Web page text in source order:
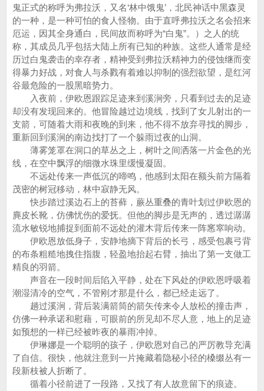
鬼正式的称呼为弗拉沃，又名‘林中饿鬼’，北民神话中黑森灵
的一种，是一种可怕的食人怪物。由于直呼弗拉沃之名会招来
厄运，因其全身通白，民间故而称呼为“白鬼”。）之人的统
称，其成员几乎包括大陆上所有已知的种族。这些人通常是经
历过白鬼袭击的幸存者，精神受到弗拉沃精神力的侵蚀继而变
得暴力好战，对食人与杀戮有着难以抑制的强烈欲望，是红河
谷最危险的一股黑暗势力。
入夜前，伊欧恩跟踪足迹来到溪涧旁，只看到过去的足迹
却没有发现回来的。他冒险越过边境线，找到了女儿射出的一
支箭，可随着大雨和夜晚的到来，他不得不放弃寻找的脚步，
重新回到溪涧的南边找打了一个躲雨过夜的山洞。
薄雾笼罩在洞口的草丛之上，树叶之间洒落一片金色的光
线，在空中飘浮的细微水珠里缓慢凝固。
不远处传来一声低沉的啼鸣，他感到太阳在额头前方隔着
茂密的树冠移动，林中寂静无风。
快步踏过溪边石上的苔藓，蕨丛重叠的青叶划过伊欧恩的
麂皮长靴，仿佛忧伤的爱抚。但他的脚步是无声的，透过潺潺
流水敏锐地捕捉到面前不远处的灌木背后传来一阵窸窣响动。
伊欧恩放低身子，安静地摘下背后的长弓，感受包裹弓背
的布条粗糙地拽住指腹，轻盈地抬起右臂，抽出了第一支做工
精良的羽箭。
声音在一段时间后陷入平静，处在下风处的伊欧恩呼吸着
潮湿清冷的空气，不管刚才那是什么，都已经走远了。
趟过溪涧，背后装满箭筒的箭矢传来令人放松的撞击声，
仿佛一种承诺和慰藉，可眼前的所见却不尽人意，地上的足迹
如预想的一样已经被昨夜的暴雨冲掉。
伊琳娜是一个聪明的孩子，伊欧恩对自己的严厉教导充满
了自信。很快，他就注意到一片掩藏着隐秘小径的槡缀丛有一
段新枝被人折断了。
循着小径前进了一段路，又找了有人故意留下的痕迹。